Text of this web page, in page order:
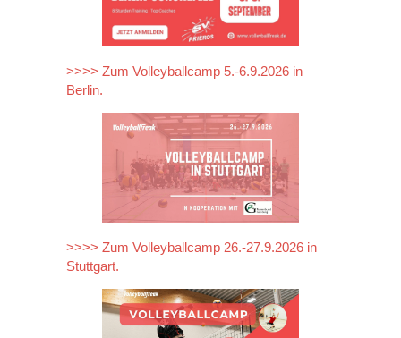
>>>> Zum Volleyballcamp 5.-6.9.2026 in
Berlin.
>>>> Zum Volleyballcamp 26.-27.9.2026 in
Stuttgart.